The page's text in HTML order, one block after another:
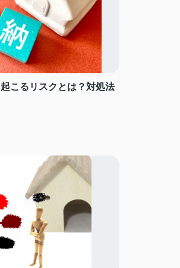
こるリスクとは？対処法